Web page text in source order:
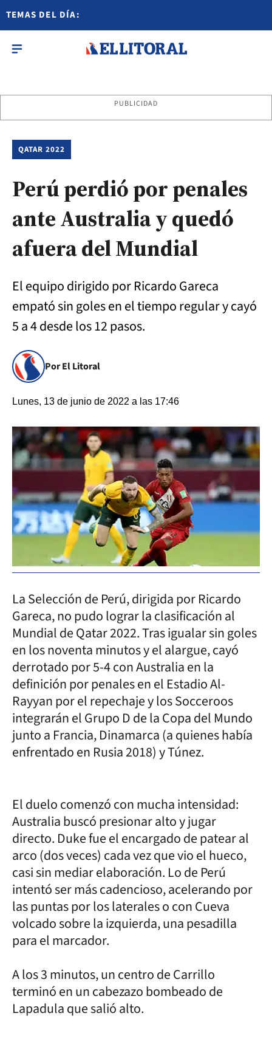
TEMAS DEL DÍA:
PUBLICIDAD
QATAR 2022
Perú perdió por penales
ante Australia y quedó
afuera del Mundial
El equipo dirigido por Ricardo Gareca
empató sin goles en el tiempo regular y cayó
5 a 4 desde los 12 pasos.
Por El Litoral
Lunes, 13 de junio de 2022 a las 17:46
La Selección de Perú, dirigida por Ricardo
Gareca, no pudo lograr la clasificación al
Mundial de Qatar 2022. Tras igualar sin goles
en los noventa minutos y el alargue, cayó
derrotado por 5-4 con Australia en la
definición por penales en el Estadio Al-
Rayyan por el repechaje y los Socceroos
integrarán el Grupo D de la Copa del Mundo
junto a Francia, Dinamarca (a quienes había
enfrentado en Rusia 2018) y Túnez.
El duelo comenzó con mucha intensidad:
Australia buscó presionar alto y jugar
directo. Duke fue el encargado de patear al
arco (dos veces) cada vez que vio el hueco,
casi sin mediar elaboración. Lo de Perú
intentó ser más cadencioso, acelerando por
las puntas por los laterales o con Cueva
volcado sobre la izquierda, una pesadilla
para el marcador.
A los 3 minutos, un centro de Carrillo
terminó en un cabezazo bombeado de
Lapadula que salió alto.